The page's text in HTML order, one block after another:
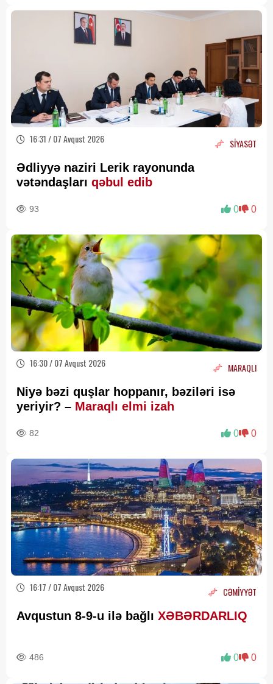
16:31 / 07 Avqust 2026 SİYASƏT
Ədliyyə naziri Lerik rayonunda
vətəndaşları qəbul edib
93 0 0
16:30 / 07 Avqust 2026 MARAQLI
Niyə bəzi quşlar hoppanır, bəziləri isə
yeriyir? – Maraqlı elmi izah
82 0 0
16:17 / 07 Avqust 2026 CƏMİYYƏT
Avqustun 8-9-u ilə bağlı XƏBƏRDARLIQ
486 0 0